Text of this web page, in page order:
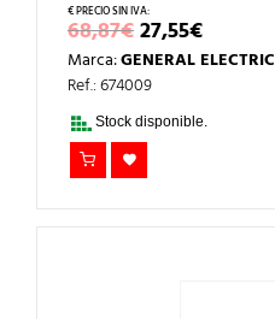
68,87€EL
PRECIO
ORIGINAL
ERA:
68,87€.
27,55€EL
PRECIO
ACTUAL
Marca:GENERAL ELECTRIC
Ref.: 674009
Stock disponible.